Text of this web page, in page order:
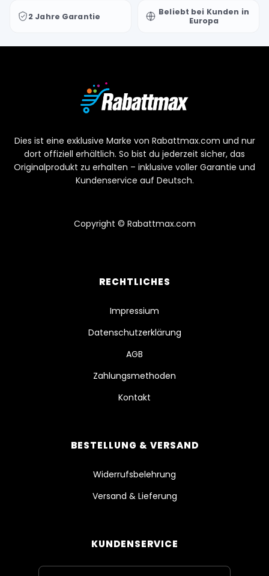
2 Jahre Garantie
Beliebt bei Kunden in
Europa
Dies ist eine exklusive Marke von Rabattmax.com und nur
dort offiziell erhältlich. So bist du jederzeit sicher, das
Originalprodukt zu erhalten – inklusive voller Garantie und
Kundenservice auf Deutsch.
Copyright © Rabattmax.com
RECHTLICHES
Impressium
Datenschutzerklärung
AGB
Zahlungsmethoden
Kontakt
BESTELLUNG & VERSAND
Widerrufsbelehrung
Versand & Lieferung
KUNDENSERVICE